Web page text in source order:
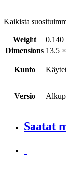
Kaikista
Weight
0.140
Dimensions 13.5
Kunto
Versio
Saatat